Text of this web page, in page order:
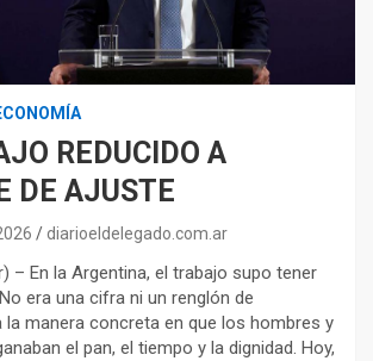
REDUCIDO A
DE AJUSTE
diarioeldelegado.com.ar
– En la Argentina, el trabajo supo tener
era una cifra ni un renglón de
la manera concreta en que los hombres y
el pan, el tiempo y la dignidad. Hoy,